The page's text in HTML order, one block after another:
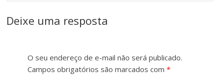
Deixe uma resposta
O seu endereço de e-mail não será publicado.
Campos obrigatórios são marcados com *